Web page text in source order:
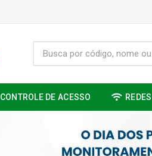
CONTROLE DE ACESSO REDES